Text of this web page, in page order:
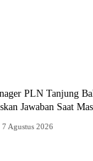
PLN Tanjung
Jawaban Saat
7 Agustus 2026